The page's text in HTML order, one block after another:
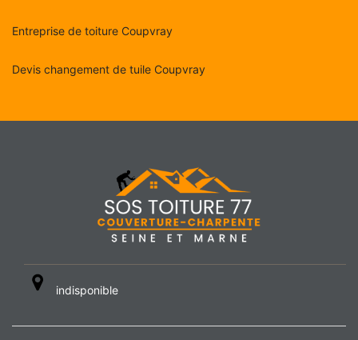
Entreprise de toiture Coupvray
Devis changement de tuile Coupvray
indisponible